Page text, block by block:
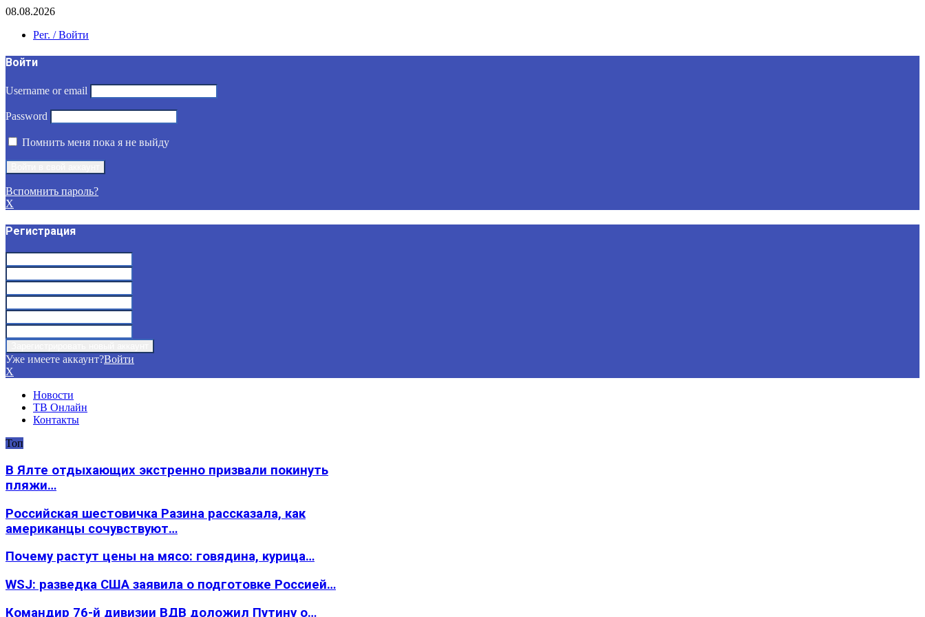
08.08.2026
Рег. / Войти
Войти
Username or email
Password
Помнить меня пока я не выйду
Вспомнить пароль?
X
Регистрация
Уже имеете аккаунт?Войти
X
Новости
ТВ Онлайн
Контакты
Топ
В Ялте отдыхающих экстренно призвали покинуть
пляжи…
Российская шестовичка Разина рассказала, как
американцы сочувствуют…
Почему растут цены на мясо: говядина, курица…
WSJ: разведка США заявила о подготовке Россией…
Командир 76-й дивизии ВДВ доложил Путину о…